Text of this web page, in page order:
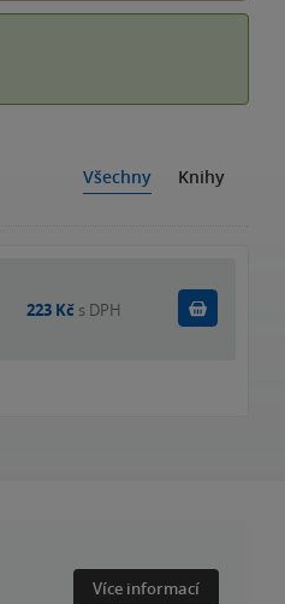
Všechny Knihy
223 Kč s DPH
Více informací